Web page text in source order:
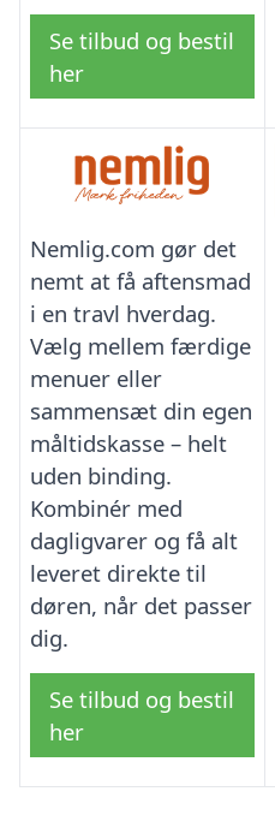
Se tilbud og bestil
her
Nemlig.com gør det
nemt at få aftensmad
i en travl hverdag.
Vælg mellem færdige
menuer eller
sammensæt din egen
måltidskasse – helt
uden binding.
Kombinér med
dagligvarer og få alt
leveret direkte til
døren, når det passer
dig.
Se tilbud og bestil
her